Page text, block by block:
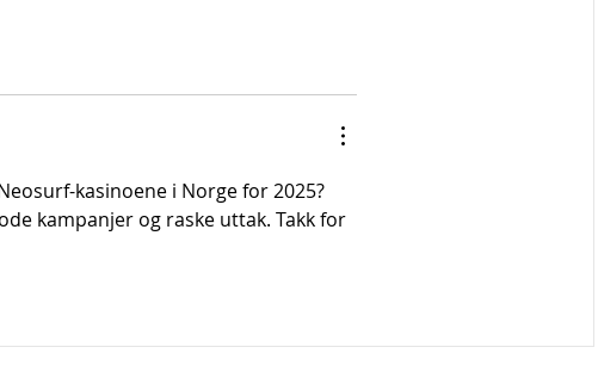
kasinoene i Norge for 2025?
kampanjer og raske uttak. Takk for